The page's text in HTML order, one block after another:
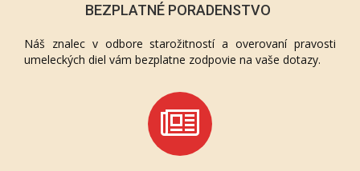
BEZPLATNÉ PORADENSTVO
Náš znalec v odbore starožitností a overovaní pravosti
umeleckých diel vám bezplatne zodpovie na vaše dotazy.